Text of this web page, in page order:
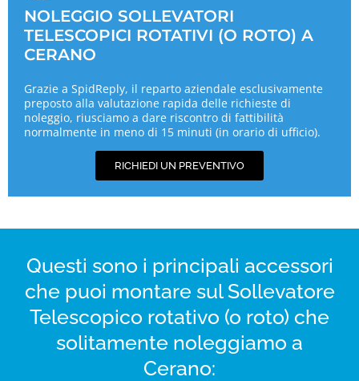
NOLEGGIO SOLLEVATORI
TELESCOPICI ROTATIVI (O ROTO) A
CERANO
Grazie a SpidReply, il reparto aziendale esclusivamente
preposto alla valutazione rapida delle richieste di
noleggio, riusciamo a dare riscontro di fattibilità
normalmente in meno di 15 minuti (in orario di ufficio).
RICHIEDI UN PREVENTIVO
Questi sono i principali accessori
che puoi montare sul Sollevatore
Telescopico rotativo (o roto) che
solitamente noleggiamo a
Cerano: